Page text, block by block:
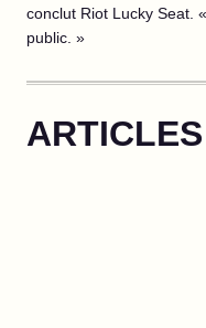
conclut Riot Lucky Seat.
public. »